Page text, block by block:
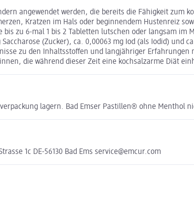
angewendet werden, die bereits die Fähigkeit zum
Kratzen im Hals oder beginnendem Hustenreiz
bis zu 6-mal 1 bis 2 Tabletten lutschen oder langsam
(Zucker), ca. 0,00063 mg Iod (als Iodid)
zu den Inhaltsstoffen und langjähriger Erfahrungen
die während dieser Zeit eine kochsalzarme Diät
lagern. Bad Emser Pastillen® ohne Menthol
1c DE-56130 Bad Ems service@emcur.com